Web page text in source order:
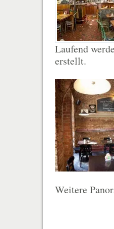
Laufend
erstellt.
Weitere